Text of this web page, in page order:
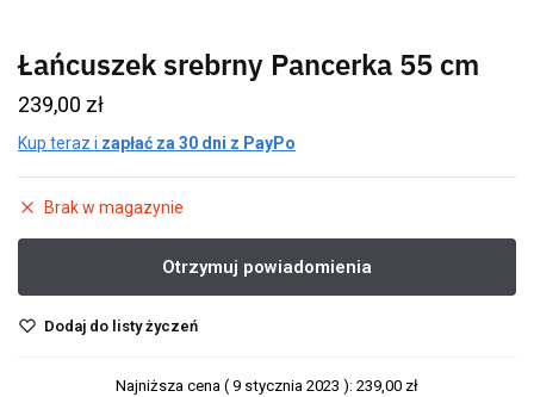
Łańcuszek srebrny Pancerka 55 cm
239,00 zł
Kup teraz i zapłać za 30 dni z PayPo
Brak w magazynie
Dodaj do listy życzeń
Najniższa cena ( 9 stycznia 2023 ): 239,00 zł